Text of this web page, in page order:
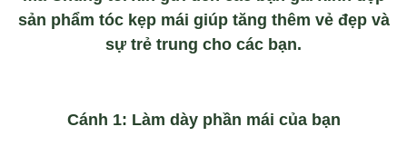
sản phẩm tóc kẹp mái giúp tăng thêm vẻ đẹp và
sự trẻ trung cho các bạn.
Cánh 1: Làm dày phần mái của bạn